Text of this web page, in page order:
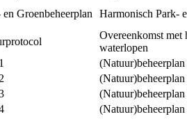
Groenbeheerplan Harmonisch Park-
Overeenkomst met
waterlopen